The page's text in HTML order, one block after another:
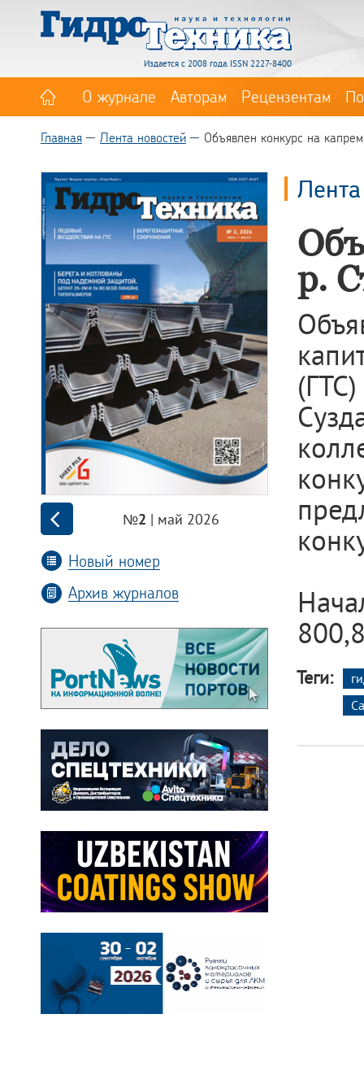
Издается с 2008 года. ISSN 2227-8400
О журнале Авторам Рецензентам
Главная Лента новостей Объявлен конкурс на
№2 | май 2026
Новый номер
Архив журналов
р.
Теги: